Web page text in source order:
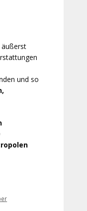
äußerst
und so